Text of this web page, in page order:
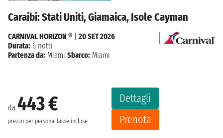
Caraibi: Stati Uniti, Giamaica, Isole Cayman
da 443 €
prezzo per persona Tasse incluse
Dettagli
Prenota
CARNIVAL HORIZON ®
20 SET 2026
Durata: 6 notti
Partenza da: Miami Sbarco: Miami